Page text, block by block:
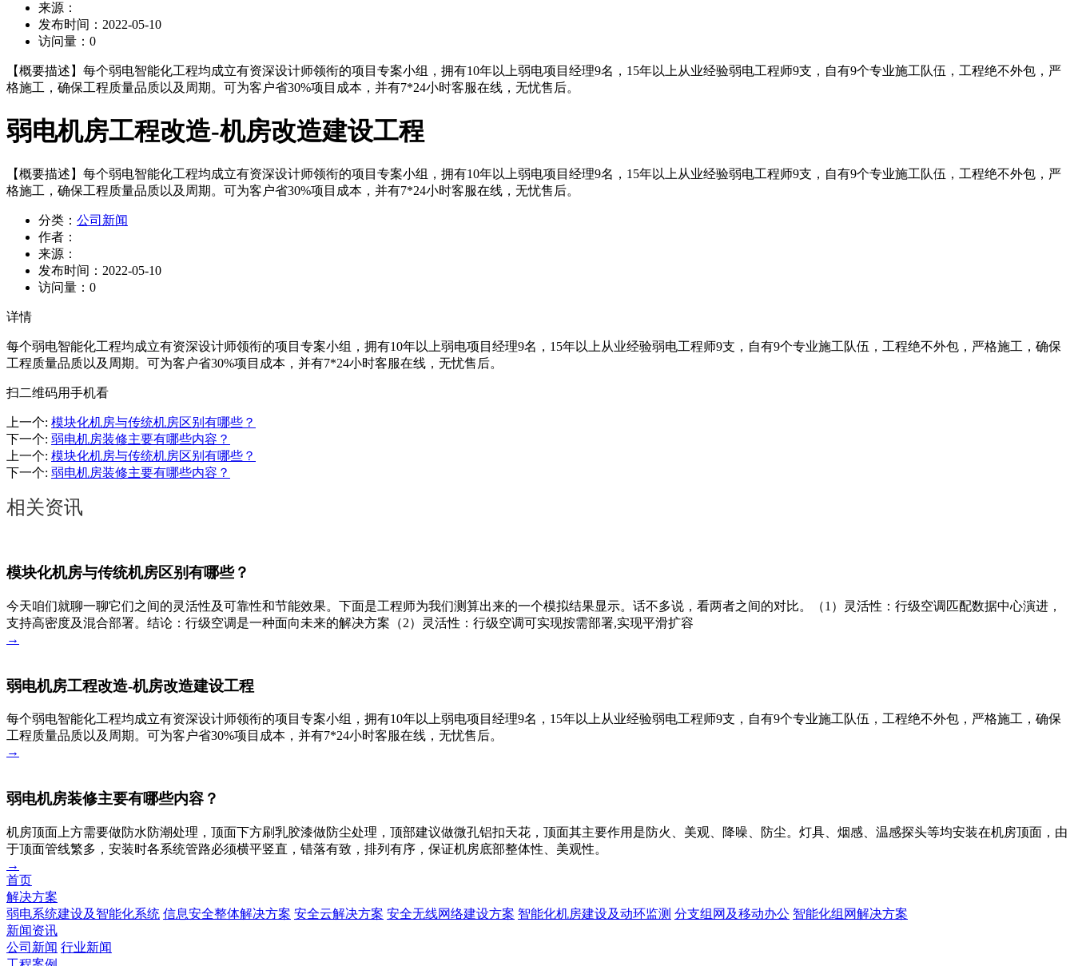
来源：
发布时间： 2022-05-10
访问量： 0
【概要描述】 每个弱电智能化工程均成立有资深设计师领衔的项目专案小组，拥有10年以上弱电项目经理9名，15年以上从业经验弱电工程师9支，自有9个专业施工队伍，工程绝不外包，严
格施工，确保工程质量品质以及周期。可为客户省30%项目成本，并有7*24小时客服在线，无忧售后。
弱电机房工程改造-机房改造建设工程
【概要描述】 每个弱电智能化工程均成立有资深设计师领衔的项目专案小组，拥有10年以上弱电项目经理9名，15年以上从业经验弱电工程师9支，自有9个专业施工队伍，工程绝不外包，严
格施工，确保工程质量品质以及周期。可为客户省30%项目成本，并有7*24小时客服在线，无忧售后。
分类： 公司新闻
作者：
来源：
发布时间： 2022-05-10
访问量： 0
详情
每个弱电智能化工程均成立有资深设计师领衔的项目专案小组，拥有10年以上弱电项目经理9名，15年以上从业经验弱电工程师9支，自有9个专业施工队伍，工程绝不外包，严格施工，确保
工程质量品质以及周期。可为客户省30%项目成本，并有7*24小时客服在线，无忧售后。
扫二维码用手机看
上一个: 模块化机房与传统机房区别有哪些？
下一个: 弱电机房装修主要有哪些内容？
上一个: 模块化机房与传统机房区别有哪些？
下一个: 弱电机房装修主要有哪些内容？
相关资讯
模块化机房与传统机房区别有哪些？
今天咱们就聊一聊它们之间的灵活性及可靠性和节能效果。下面是工程师为我们测算出来的一个模拟结果显示。话不多说，看两者之间的对比。（1）灵活性：行级空调匹配数据中心演进，
支持高密度及混合部署。结论：行级空调是一种面向未来的解决方案（2）灵活性：行级空调可实现按需部署,实现平滑扩容
→
弱电机房工程改造-机房改造建设工程
每个弱电智能化工程均成立有资深设计师领衔的项目专案小组，拥有10年以上弱电项目经理9名，15年以上从业经验弱电工程师9支，自有9个专业施工队伍，工程绝不外包，严格施工，确保
工程质量品质以及周期。可为客户省30%项目成本，并有7*24小时客服在线，无忧售后。
→
弱电机房装修主要有哪些内容？
机房顶面上方需要做防水防潮处理，顶面下方刷乳胶漆做防尘处理，顶部建议做微孔铝扣天花，顶面其主要作用是防火、美观、降噪、防尘。灯具、烟感、温感探头等均安装在机房顶面，由
于顶面管线繁多，安装时各系统管路必须横平竖直，错落有致，排列有序，保证机房底部整体性、美观性。
→
首页
解决方案
弱电系统建设及智能化系统 信息安全整体解决方案 安全云解决方案 安全无线网络建设方案 智能化机房建设及动环监测 分支组网及移动办公 智能化组网解决方案
新闻资讯
公司新闻 行业新闻